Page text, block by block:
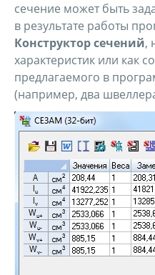
сечение может быть
в результате работы
Конструктор сечений,
характеристик или как
предлагаемого в
(например, два